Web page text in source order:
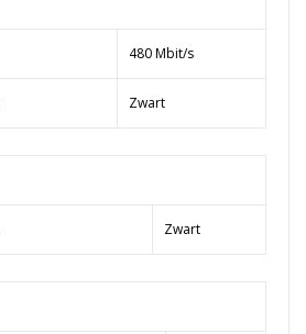
480 Mbit/s
Zwart
Zwart